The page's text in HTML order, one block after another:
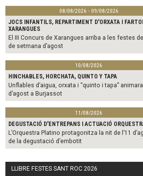
08/08/2026 - 09/08/2026
JOCS INFANTILS, REPARTIMENT D'ORXATA I
XARANGUES
El III Concurs de Xarangues arriba a les festes
de setmana d’agost
10/08/2026
HINCHABLES, HORCHATA, QUINTO Y TAPA
Unflables d’aigua, orxata i “quinto i tapa”
d’agost a Burjassot
11/08/2026
DEGUSTACIÓ D'ENTREPANS I ACTUACIÓ
L’Orquestra Platino protagonitza la nit de l’11
de la degustació d’embotit
LLIBRE FESTES SANT ROC 2026